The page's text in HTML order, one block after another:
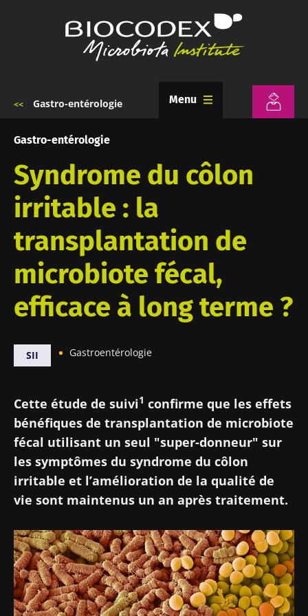
Gastro-entérologie Menu
Gastro-entérologie
Syndrome du côlon
irritable : la
transplantation de
microbiote fécal,
efficace à long terme ?
SII Gastroentérologie
Cette étude de suivi1 confirme que les effets
bénéfiques de transplantation de microbiote
fécal utilisant un seul "super-donneur" sur
les symptômes du syndrome du côlon
irritable et l’amélioration de la qualité de
vie sont maintenus un an après traitement.